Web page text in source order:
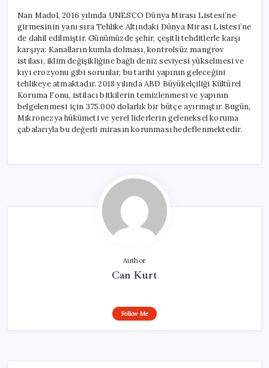
Nan Madol, 2016 yılında UNESCO Dünya Mirası Listesi’ne
girmesinin yanı sıra Tehlike Altındaki Dünya Mirası Listesi’ne
de dahil edilmiştir. Günümüzde şehir, çeşitli tehditlerle karşı
karşıya: Kanalların kumla dolması, kontrolsüz mangrov
istilası, iklim değişikliğine bağlı deniz seviyesi yükselmesi ve
kıyı erozyonu gibi sorunlar, bu tarihi yapının geleceğini
tehlikeye atmaktadır. 2018 yılında ABD Büyükelçiliği Kültürel
Koruma Fonu, istilacı bitkilerin temizlenmesi ve yapının
belgelenmesi için 375.000 dolarlık bir bütçe ayırmıştır. Bugün,
Mikronezya hükümeti ve yerel liderlerin geleneksel koruma
çabalarıyla bu değerli mirasın korunması hedeflenmektedir.
Author
Can Kurt
Follow Me